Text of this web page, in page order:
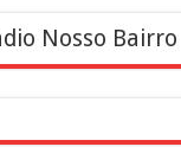
Nosso Bairro